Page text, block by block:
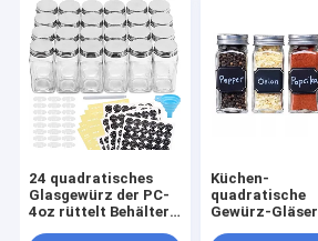
24 quadratisches
Glasgewürz der PC-
4oz rüttelt Behälter
Küchen-
quadratische
Gewürz-Gläser